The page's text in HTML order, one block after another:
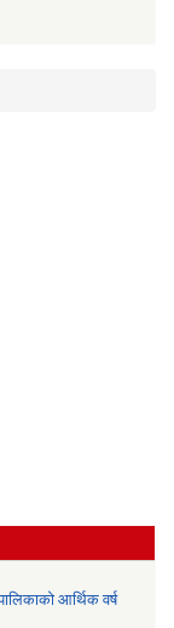
आर्थिक वर्ष